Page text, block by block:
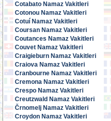
Cotabato Namaz Vakitleri
Cotonou Namaz Vakitleri
Cotuí Namaz Vakitleri
Coursan Namaz Vakitleri
Coutances Namaz Vakitleri
Couvet Namaz Vakitleri
Craigieburn Namaz Vakitleri
Craiova Namaz Vakitleri
Cranbourne Namaz Vakitleri
Cremona Namaz Vakitleri
Crespo Namaz Vakitleri
Creutzwald Namaz Vakitleri
Črnomelj Namaz Vakitleri
Croydon Namaz Vakitleri